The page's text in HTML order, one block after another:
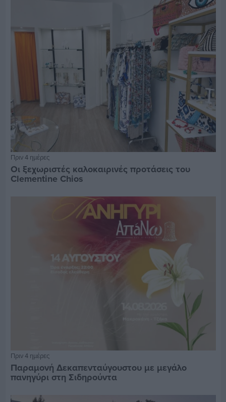
Πριν 4 ημέρες
Οι ξεχωριστές καλοκαιρινές προτάσεις του
Clementine Chios
Πριν 4 ημέρες
Παραμονή Δεκαπενταύγουστου με μεγάλο
πανηγύρι στη Σιδηρούντα